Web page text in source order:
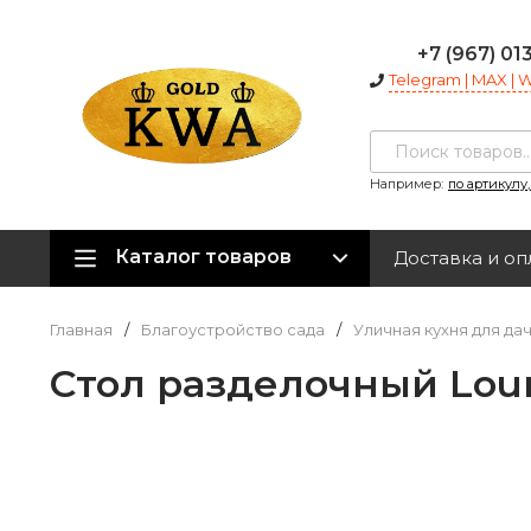
+7 (967)
Telegram | MAX |
Например: по
Каталог товаров Доставка и
Главная / Благоустройство сада / Уличная кухня для
Cтол разделочный